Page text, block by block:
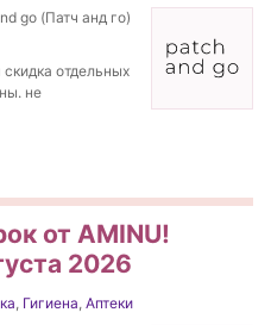
go (Патч анд го)
отдельных
не
от AMINU!
2026
, Гигиена, Аптеки